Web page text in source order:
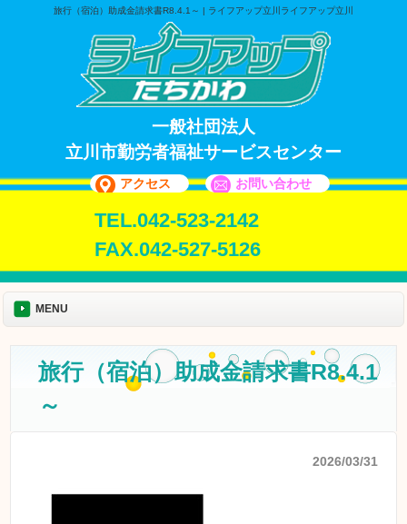
旅行（宿泊）助成金請求書R8.4.1～ | ライフアップ立川ライフアップ立川
一般社団法人
立川市勤労者福祉サービスセンター
アクセス お問い合わせ
TEL.042-523-2142
FAX.042-527-5126
MENU
旅行（宿泊）助成金請求書R8.4.1
～
2026/03/31